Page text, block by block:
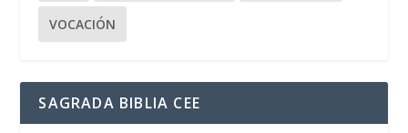
VOCACIÓN
SAGRADA BIBLIA CEE